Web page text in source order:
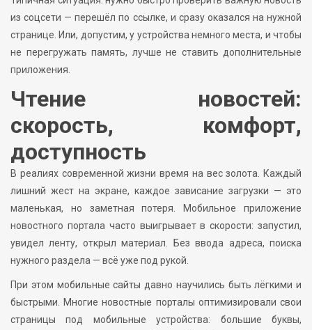
из соцсети — перешёл по ссылке, и сразу оказался на нужной
странице. Или, допустим, у устройства немного места, и чтобы
не перегружать память, лучше не ставить дополнительные
приложения.
Чтение новостей:
скорость, комфорт,
доступность
В реалиях современной жизни время на вес золота. Каждый
лишний жест на экране, каждое зависание загрузки — это
маленькая, но заметная потеря. Мобильное приложение
новостного портала часто выигрывает в скорости: запустил,
увидел ленту, открыл материал. Без ввода адреса, поиска
нужного раздела — всё уже под рукой.
При этом мобильные сайты давно научились быть лёгкими и
быстрыми. Многие новостные порталы оптимизировали свои
страницы под мобильные устройства: большие буквы,